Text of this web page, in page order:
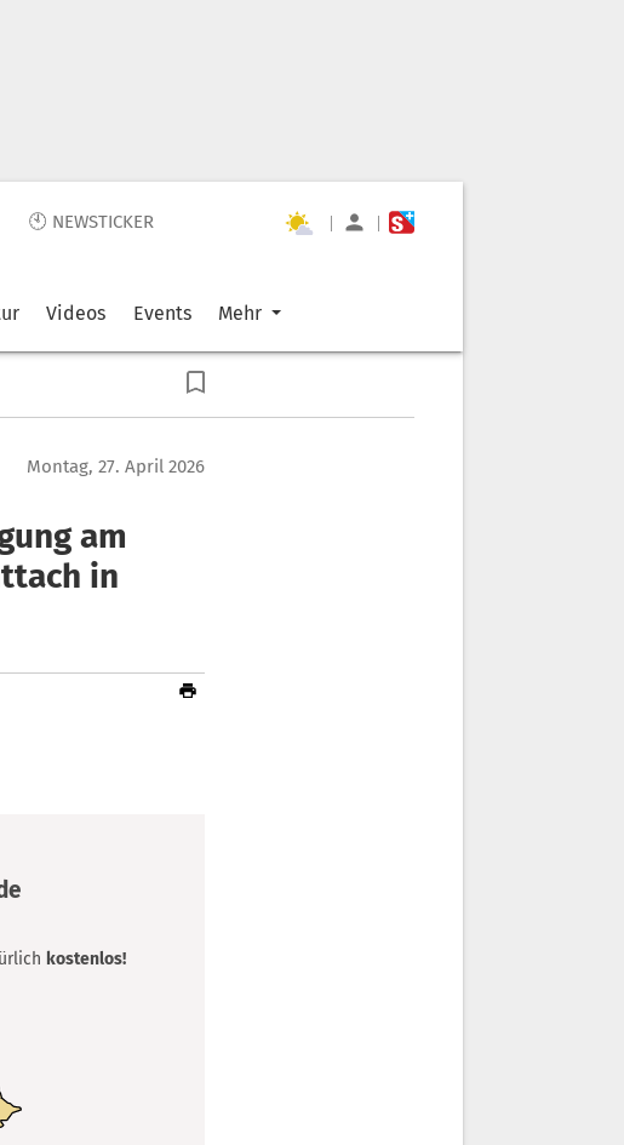
🕙 NEWSTICKER | |
Videos Events Mehr
Montag, 27. April 2026
am
in
kostenlos!